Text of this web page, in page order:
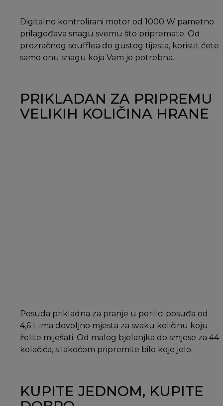
Digitalno kontrolirani motor od 1000 W pametno
prilagođava snagu svemu što pripremate. Od
prozračnog soufflea do gustog tijesta, koristit ćete
samo onu snagu koja Vam je potrebna.
PRIKLADAN ZA PRIPREMU
VELIKIH KOLIČINA HRANE
Posuda prikladna za pranje u perilici posuđa od
4,6 L ima dovoljno mjesta za svaku količinu koju
želite miješati. Od malog bjelanjka do smjese za 44
kolačića, s lakoćom pripremite bilo koje jelo.
KUPITE JEDNOM, KUPITE